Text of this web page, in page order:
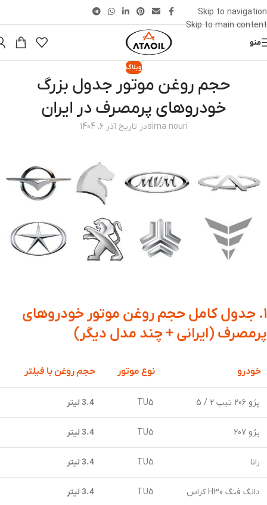
Skip to navigation
Skip to main content
منو
وبلاگ
حجم روغن موتور جدول بزرگ
خودروهای پرمصرف در ایران
sima nouriدر تاریخ آذر 6, 1404
۱. جدول کامل حجم روغن موتور خودروهای
پرمصرف (ایرانی + چند مدل دیگر)
خودرو نوع موتور حجم روغن با فیلتر
پژو 206 تیپ 2 / 5 TU5 3.4 لیتر
پژو 207 TU5 3.4 لیتر
رانا TU5 3.4 لیتر
دانگ فنگ H30 کراس TU5 3.4 لیتر